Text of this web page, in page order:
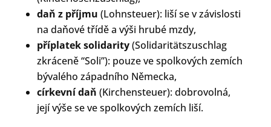
daň z příjmu (Lohnsteuer): liší se v závislosti
na daňové třídě a výši hrubé mzdy,
příplatek solidarity(Solidaritätszuschlag
zkráceně “Soli”): pouze ve spolkových zemích
bývalého západního Německa,
církevní daň (Kirchensteuer): dobrovolná,
její výše se ve spolkových zemích liší.